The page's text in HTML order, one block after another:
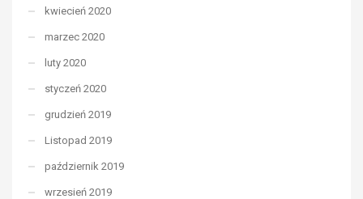
kwiecień 2020
marzec 2020
luty 2020
styczeń 2020
grudzień 2019
Listopad 2019
październik 2019
wrzesień 2019